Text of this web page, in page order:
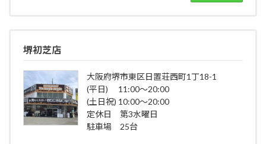
堺初芝店
大阪府堺市東区日置荘西町1丁18-1
(平日) 11:00～20:00
(土日祝) 10:00～20:00
定休日 第3水曜日
駐車場 25台